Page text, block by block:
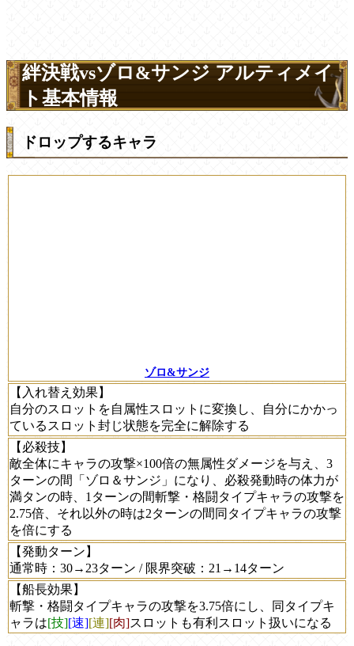
絆決戦vsゾロ&サンジ アルティメイ
ト基本情報
ドロップするキャラ
ゾロ&サンジ
【入れ替え効果】
自分のスロットを自属性スロットに変換し、自分にかかっ
ているスロット封じ状態を完全に解除する
【必殺技】
敵全体にキャラの攻撃×100倍の無属性ダメージを与え、3
ターンの間「ゾロ＆サンジ」になり、必殺発動時の体力が
満タンの時、1ターンの間斬撃・格闘タイプキャラの攻撃を
2.75倍、それ以外の時は2ターンの間同タイプキャラの攻撃
を倍にする
【発動ターン】
通常時：30→23ターン / 限界突破：21→14ターン
【船長効果】
斬撃・格闘タイプキャラの攻撃を3.75倍にし、同タイプキ
ャラは[技][速][連][肉]スロットも有利スロット扱いになる